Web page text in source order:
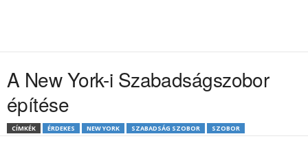
A New York-i Szabadságszobor
építése
CÍMKÉK ÉRDEKES NEW YORK SZABADSÁG SZOBOR SZOBOR